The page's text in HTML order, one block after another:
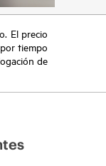
El precio
tiempo
de